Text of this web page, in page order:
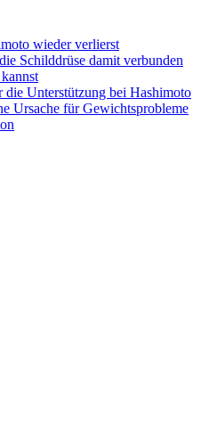
wieder verlierst
Schilddrüse damit verbunden
die Unterstützung bei Hashimoto
Ursache für Gewichtsprobleme